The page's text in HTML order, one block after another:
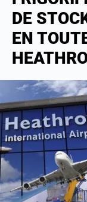
DE
EN